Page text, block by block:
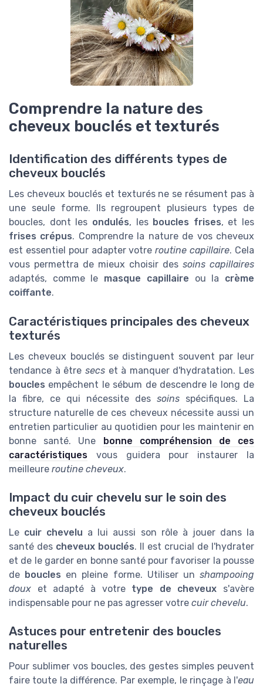
Comprendre la nature des
cheveux bouclés et texturés
Identification des différents types de
cheveux bouclés
Les cheveux bouclés et texturés ne se résument pas à
une seule forme. Ils regroupent plusieurs types de
boucles, dont les ondulés, les boucles frises, et les
frises crépus. Comprendre la nature de vos cheveux
est essentiel pour adapter votreroutine capillaire. Cela
vous permettra de mieux choisir des soins capillaires
adaptés, comme le masque capillaire ou la crème
coiffante.
Caractéristiques principales des cheveux
texturés
Les cheveux bouclés se distinguent souvent par leur
tendance à être secset à manquer d'hydratation. Les
boucles empêchent le sébum de descendre le long de
la fibre, ce qui nécessite des soins spécifiques. La
structure naturelle de ces cheveux nécessite aussi un
entretien particulier au quotidien pour les maintenir en
bonne santé. Une bonne compréhension de ces
caractéristiques vous guidera pour instaurer la
meilleure routine cheveux.
Impact du cuir chevelu sur le soin des
cheveux bouclés
Le cuir chevelu a lui aussi son rôle à jouer dans la
santé des cheveux bouclés. Il est crucial de l'hydrater
et de le garder en bonne santé pour favoriser la pousse
de boucles en pleine forme. Utiliser unshampooing
doux et adapté à votre type de cheveux s'avère
indispensable pour ne pas agresser votre cuir chevelu.
Astuces pour entretenir des boucles
naturelles
Pour sublimer vos boucles, des gestes simples peuvent
faire toute la différence. Par exemple, le rinçage à l'eau